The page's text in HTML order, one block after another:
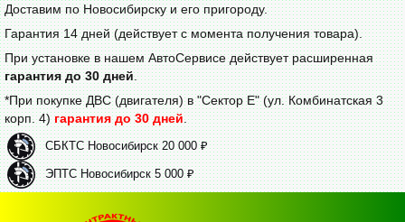
Доставим по Новосибирску и его пригороду.
Гарантия 14 дней (действует с момента получения товара).
При установке в нашем АвтоСервисе действует расширенная
гарантия до 30 дней.
*При покупке ДВС (двигателя) в "Сектор Е" (ул. Комбинатская 3
корп. 4)гарантия до 30 дней.
СБКТС Новосибирск 20 000 ₽
ЭПТС Новосибирск 5 000 ₽